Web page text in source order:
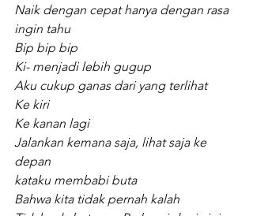
Naik dengan cepat hanya dengan rasa
ingin tahu
Bip bip bip
Ki- menjadi lebih gugup
Aku cukup ganas dari yang terlihat
Ke kiri
Ke kanan lagi
Jalankan kemana saja, lihat saja ke
depan
kataku membabi buta
Bahwa kita tidak pernah kalah